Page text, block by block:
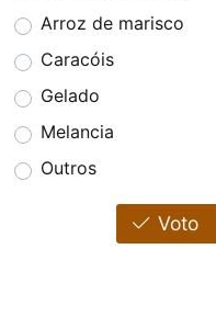
Arroz de marisco
Caracóis
Gelado
Melancia
Outros
Voto